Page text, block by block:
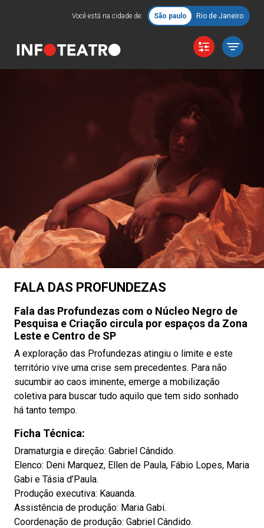
Você está na cidade de: São paulo Rio de Janeiro
FALA DAS PROFUNDEZAS
Fala das Profundezas com o Núcleo Negro de
Pesquisa e Criação circula por espaços da Zona
Leste e Centro de SP
A exploração das Profundezas atingiu o limite e este
território vive uma crise sem precedentes. Para não
sucumbir ao caos iminente, emerge a mobilização
coletiva para buscar tudo aquilo que tem sido sonhado
há tanto tempo.
Ficha Técnica:
Dramaturgia e direção: Gabriel Cândido.
Elenco: Deni Marquez, Ellen de Paula, Fábio Lopes, Maria
Gabi e Tásia d’Paula.
Produção executiva: Kauanda.
Assistência de produção: Maria Gabi.
Coordenação de produção: Gabriel Cândido.